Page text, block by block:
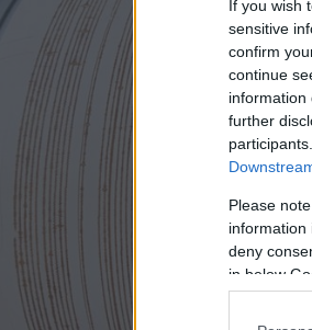
If you wish
sensitive
confirm
continue
information
further
Please
information
deny
in below